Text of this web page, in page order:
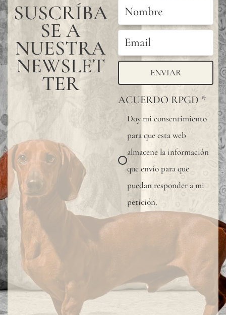
SUSCRÍBA
SE A
NUESTRA
NEWSLET
TER ENVIAR
ACUERDO RPGD *
Doy mi consentimiento
para que esta web
almacene la información
que envío para que
puedan responder a mi
petición.